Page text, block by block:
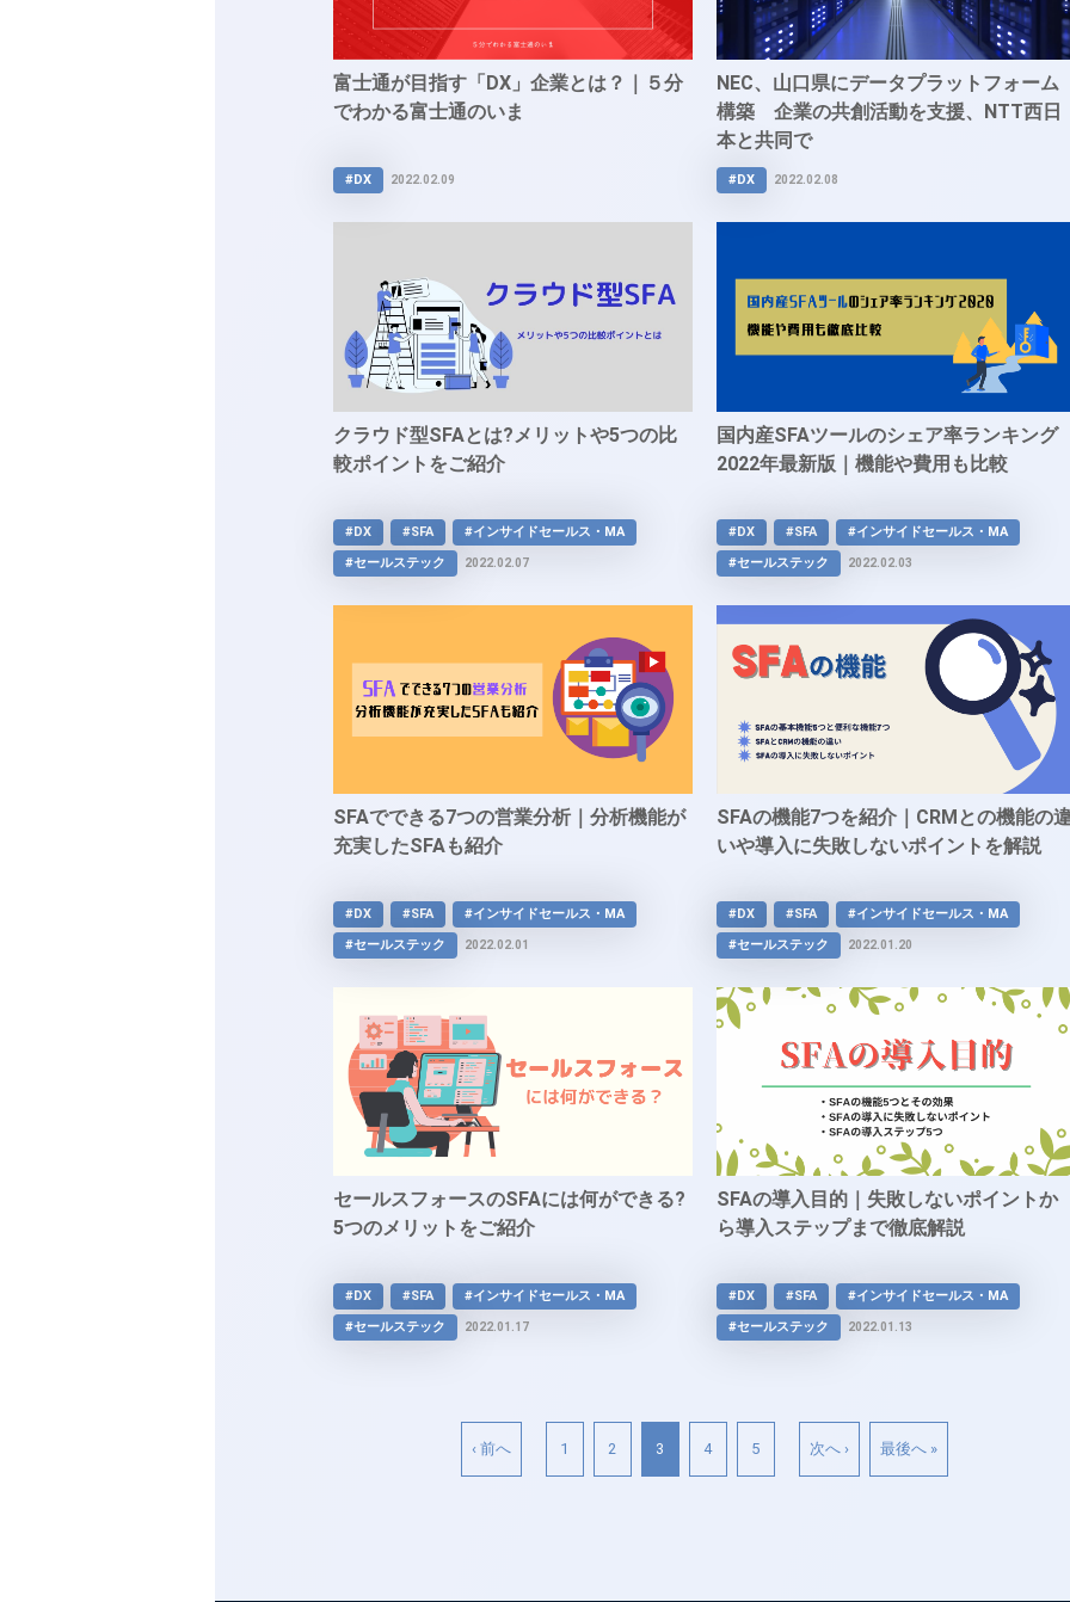
富士通が目指す「DX」企業とは？｜５分
でわかる富士通のいま
#DX 2022.02.09
NEC、山口県にデータプラットフォーム
構築 企業の共創活動を支援、NTT西日
本と共同で
#DX 2022.02.08
クラウド型SFAとは?メリットや5つの比
較ポイントをご紹介
#DX #SFA
#インサイドセールス・MA
#セールステック
2022.02.07
国内産SFAツールのシェア率ランキング
2022年最新版｜機能や費用も比較
#DX #SFA
#インサイドセールス・MA
#セールステック
2022.02.03
SFAでできる7つの営業分析｜分析機能が
充実したSFAも紹介
#DX #SFA
#インサイドセールス・MA
#セールステック
2022.02.01
SFAの機能7つを紹介｜CRMとの機能の
いや導入に失敗しないポイントを解説
#DX #SFA
#インサイドセールス・MA
#セールステック
2022.01.20
セールスフォースのSFAには何ができる?
5つのメリットをご紹介
#DX #SFA
#インサイドセールス・MA
#セールステック
2022.01.17
SFAの導入目的｜失敗しないポイントか
ら導入ステップまで徹底解説
#DX #SFA
#インサイドセールス・MA
#セールステック
2022.01.13
‹ 前へ 1 2 3 4 5 次へ › 最後へ »